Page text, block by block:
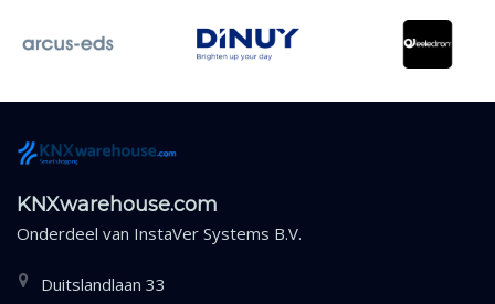
KNXwarehouse.com
Onderdeel van InstaVer Systems B.V.
Duitslandlaan 33